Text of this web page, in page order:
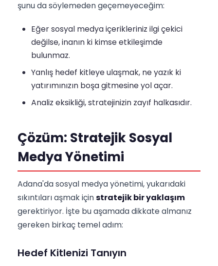
şunu da söylemeden geçemeyeceğim:
Eğer sosyal medya içerikleriniz ilgi çekici
değilse, inanın ki kimse etkileşimde
bulunmaz.
Yanlış hedef kitleye ulaşmak, ne yazık ki
yatırımınızın boşa gitmesine yol açar.
Analiz eksikliği, stratejinizin zayıf halkasıdır.
Çözüm: Stratejik Sosyal
Medya Yönetimi
Adana'da sosyal medya yönetimi, yukarıdaki
sıkıntıları aşmak içinstratejik bir yaklaşım
gerektiriyor. İşte bu aşamada dikkate almanız
gereken birkaç temel adım:
Hedef Kitlenizi Tanıyın